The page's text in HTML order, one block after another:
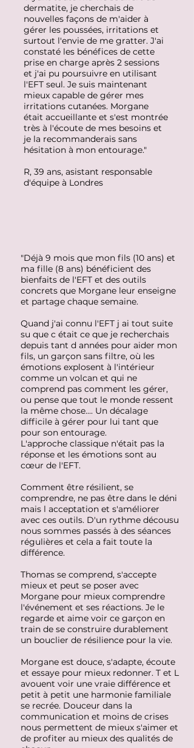
dermatite, je cherchais de
nouvelles façons de m'aider à
gérer les poussées, irritations et
surtout l'envie de me gratter. J'ai
constaté les bénéfices de cette
prise en charge après 2 sessions
et j'ai pu poursuivre en utilisant
l'EFT seul. Je suis maintenant
mieux capable de gérer mes
irritations cutanées. Morgane
était accueillante et s'est montrée
très à l'écoute de mes besoins et
je la recommanderais sans
hésitation à mon entourage."
R, 39 ans, asistant responsable
d'équipe à Londres
"Déjà 9 mois que mon fils (10 ans) et
ma fille (8 ans) bénéficient des
bienfaits de l'EFT et des outils
concrets que Morgane leur enseigne
et partage chaque semaine.
Quand j'ai connu l'EFT j ai tout suite
su que c était ce que je recherchais
depuis tant d années pour aider mon
fils, un garçon sans filtre, où les
émotions explosent à l'intérieur
comme un volcan et qui ne
comprend pas comment les gérer,
ou pense que tout le monde ressent
la même chose.... Un décalage
difficile à gérer pour lui tant que
pour son entourage.
L'approche classique n'était pas la
réponse et les émotions sont au
cœur de l'EFT.
Comment être résilient, se
comprendre, ne pas être dans le déni
mais l acceptation et s'améliorer
avec ces outils. D'un rythme décousu
nous sommes passés à des séances
régulières et cela a fait toute la
différence.
Thomas se comprend, s'accepte
mieux et peut se poser avec
Morgane pour mieux comprendre
l'événement et ses réactions. Je le
regarde et aime voir ce garçon en
train de se construire durablement
un bouclier de résilience pour la vie.
Morgane est douce, s'adapte, écoute
et essaye pour mieux redonner. T et L
avouent voir une vraie différence et
petit à petit une harmonie familiale
se recrée. Douceur dans la
communication et moins de crises
nous permettent de mieux s'aimer et
de profiter au mieux des qualités de